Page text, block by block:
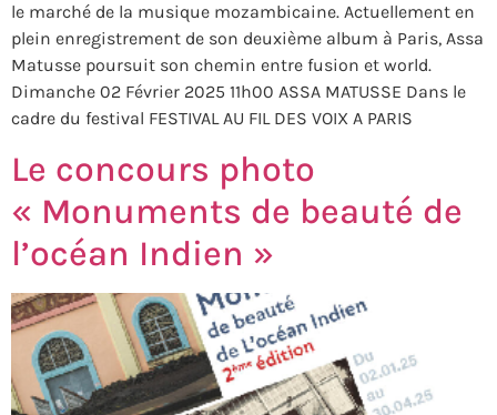
le marché de la musique mozambicaine. Actuellement en
plein enregistrement de son deuxième album à Paris, Assa
Matusse poursuit son chemin entre fusion et world.
Dimanche 02 Février 2025 11h00 ASSA MATUSSE Dans le
cadre du festival FESTIVAL AU FIL DES VOIX A PARIS
Le concours photo
« Monuments de beauté de
l’océan Indien »